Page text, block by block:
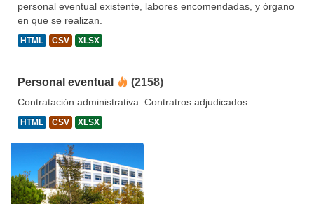
personal eventual existente, labores encomendadas, y órgano
en que se realizan.
HTML CSV XLSX
Personal eventual (2158)
Contratación administrativa. Contratros adjudicados.
HTML CSV XLSX